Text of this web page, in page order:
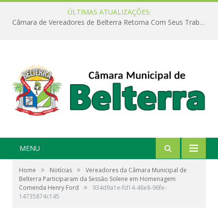
ÚLTIMAS ATUALIZAÇÕES:
Câmara de Vereadores de Belterra Retorna Com Seus Trabalhos Legislativos
MENU
Home » Notícias »
Vereadores da Câmara Municipal de
Belterra Participaram da Sessão Solene em Homenagem
Comenda Henry Ford
»
934d9a1e-fd14-48e8-96fe-
14735874c145